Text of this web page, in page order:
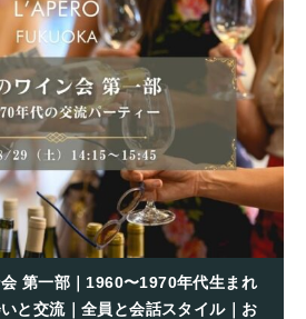
会 第一部｜1960〜1970年代生まれ
いと交流｜全員と会話スタイル｜お